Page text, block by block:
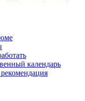
календарь